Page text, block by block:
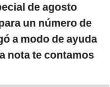
de agosto
un número de
a modo de ayuda
nota te contamos